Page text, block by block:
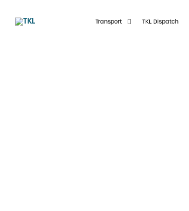
Transport TKL Dispatch